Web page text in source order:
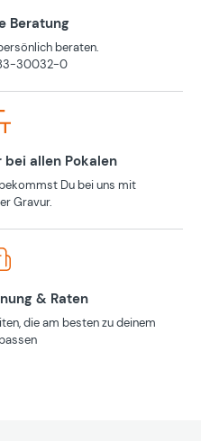
Beratung
beraten.
30032-0
bei allen Pokalen
Du bei uns mit
Gravur.
& Raten
die am besten zu deinem